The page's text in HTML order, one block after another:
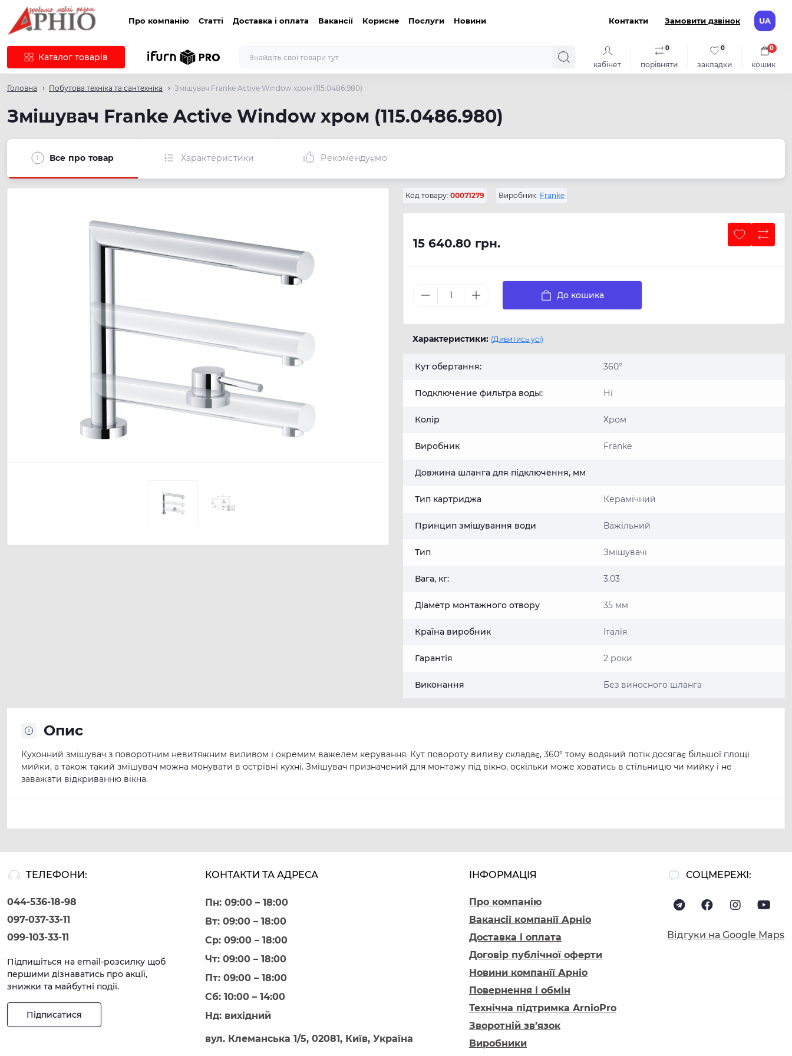
Про компанію Статті Доставка і оплата Вакансії Корисне Послуги Новини Контакти Замовити дзвінок UA
Каталог товарів
кабінет порівняти
0
закладки
0
кошик
0
Головна Побутова техніка та сантехніка Змішувач Franke Active Window хром (115.0486.980)
Змішувач Franke Active Window хром (115.0486.980)
Все про товар Характеристики Рекомендуємо
Код товару: 00071279 Виробник: Franke
15 640.80 грн.
До кошика
Характеристики: (Дивитись усі)
Кут обертання: 360°
Подключение фильтра воды: Ні
Колір Хром
Виробник Franke
Довжина шланга для підключення, мм
Тип картриджа Керамічний
Принцип змішування води Важільний
Тип Змішувачі
Вага, кг: 3.03
Діаметр монтажного отвору 35 мм
Країна виробник Італія
Гарантія 2 роки
Виконання Без виносного шланга
Опис
Кухонний змішувач з поворотним невитяжним виливом і окремим важелем керування. Кут повороту виливу складає, 360° тому водяний потік досягає більшої площі
мийки, а також такий змішувач можна монувати в острівні кухні. Змішувач призначений для монтажу під вікно, оскільки може ховатись в стільницю чи мийку і не
заважати відкриванню вікна.
ТЕЛЕФОНИ:
044-536-18-98
097-037-33-11
099-103-33-11
Підпишіться на email-розсилку щоб
першими дізнаватись про акції,
знижки та майбутні події.
Підписатися
КОНТАКТИ ТА АДРЕСА
Пн: 09:00 – 18:00
Вт: 09:00 – 18:00
Ср: 09:00 – 18:00
Чт: 09:00 – 18:00
Пт: 09:00 – 18:00
Сб: 10:00 – 14:00
Нд: вихідний
вул. Клеманська 1/5, 02081, Київ, Україна
ІНФОРМАЦІЯ
Про компанію
Вакансії компанїї Арніо
Доставка і оплата
Договір публічної оферти
Новини компанїї Арніо
Повернення і обмін
Технічна підтримка ArnioPro
Зворотній зв’язок
Виробники
СОЦМЕРЕЖІ:
Відгуки на Google Maps